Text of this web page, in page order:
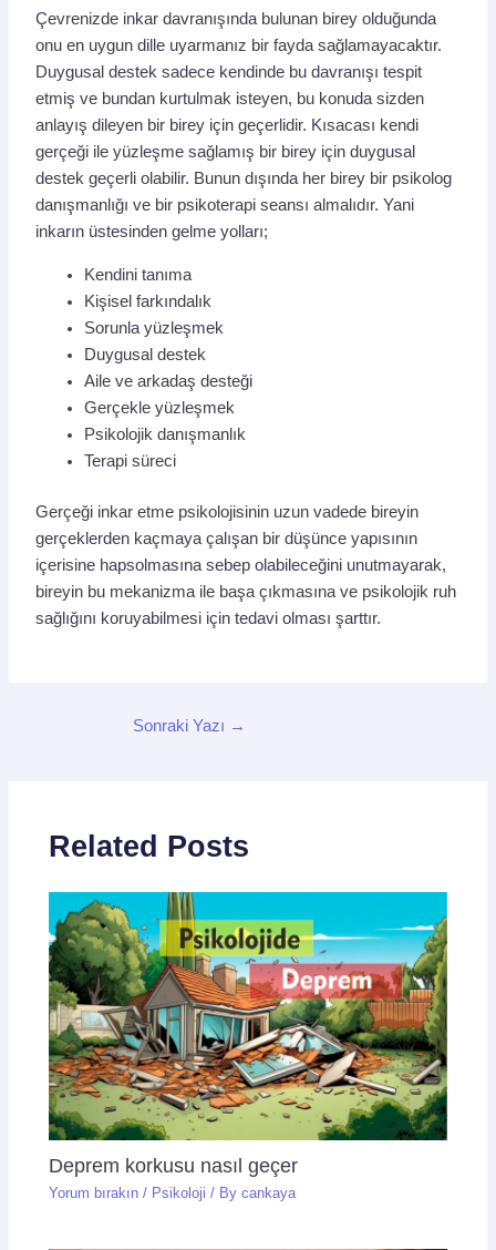
Çevrenizde inkar davranışında bulunan birey olduğunda
onu en uygun dille uyarmanız bir fayda sağlamayacaktır.
Duygusal destek sadece kendinde bu davranışı tespit
etmiş ve bundan kurtulmak isteyen, bu konuda sizden
anlayış dileyen bir birey için geçerlidir. Kısacası kendi
gerçeği ile yüzleşme sağlamış bir birey için duygusal
destek geçerli olabilir. Bunun dışında her birey bir psikolog
danışmanlığı ve bir psikoterapi seansı almalıdır. Yani
inkarın üstesinden gelme yolları;
Kendini tanıma
Kişisel farkındalık
Sorunla yüzleşmek
Duygusal destek
Aile ve arkadaş desteği
Gerçekle yüzleşmek
Psikolojik danışmanlık
Terapi süreci
Gerçeği inkar etme psikolojisinin uzun vadede bireyin
gerçeklerden kaçmaya çalışan bir düşünce yapısının
içerisine hapsolmasına sebep olabileceğini unutmayarak,
bireyin bu mekanizma ile başa çıkmasına ve psikolojik ruh
sağlığını koruyabilmesi için tedavi olması şarttır.
Sonraki Yazı →
Related Posts
Deprem korkusu nasıl geçer
Yorum bırakın / Psikoloji / Bycankaya